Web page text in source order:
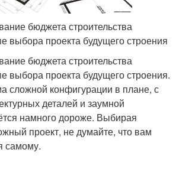
бюджета строительства
выбора проекта будущего строения
бюджета строительства
выбора проекта будущего строения.
сложной конфигурации в плане, с
деталей и заумной
намного дороже. Выбирая
проект, не думайте, что вам
самому.